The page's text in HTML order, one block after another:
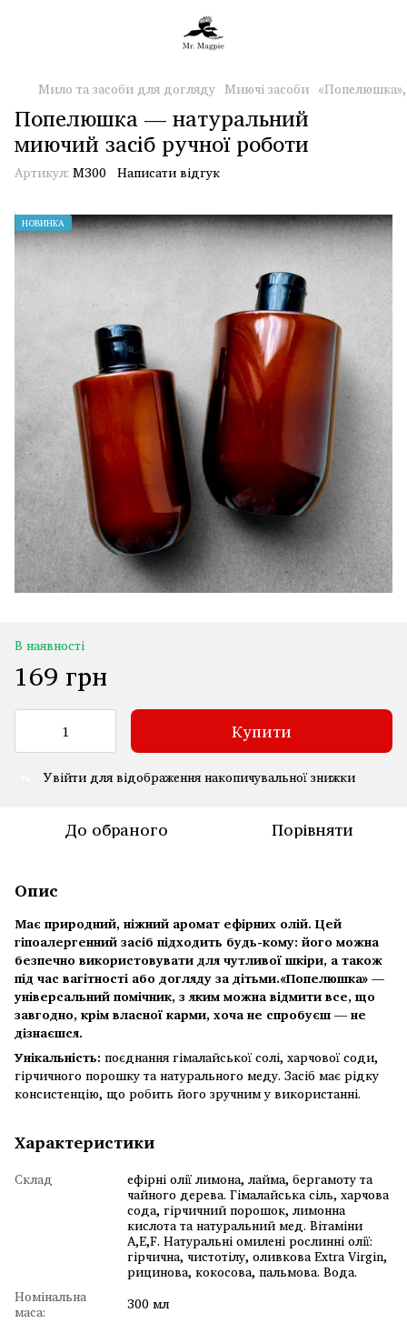
Мило та засоби для догляду Миючі засоби
Попелюшка — натуральний
миючий засіб ручної роботи
Артикул: М300 Написати відгук
НОВИНКА
В наявності
169 грн
Купити
Увійтидля відображення накопичувальної знижки
До обраного Порівняти
Опис
Має природний, ніжний аромат ефірних олій. Цей
гіпоалергенний засіб підходить будь-кому: його можна
безпечно використовувати для чутливої шкіри, а також
під час вагітності або догляду за дітьми.«Попелюшка» —
універсальний помічник, з яким можна відмити все, що
завгодно, крім власної карми, хоча не спробуєш — не
дізнаєшся.
Унікальність: поєднання гімалайської солі, харчової соди,
гірчичного порошку та натурального меду. Засіб має рідку
консистенцію, що робить його зручним у використанні.
Характеристики
Склад ефірні олії лимона, лайма, бергамоту та
чайного дерева. Гімалайська сіль, харчова
сода, гірчичний порошок, лимонна
кислота та натуральний мед. Вітаміни
А,Е,F. Натуральні омилені рослинні олії:
гірчична, чистотілу, оливкова Extra Virgin,
рицинова, кокосова, пальмова. Вода.
Номінальна
маса: 300 мл